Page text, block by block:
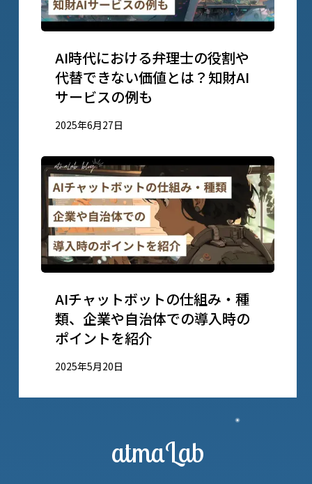
AI時代における弁理士の役割や
代替できない価値とは？知財AI
サービスの例も
2025年6月27日
AIチャットボットの仕組み・種
類、企業や自治体での導入時の
ポイントを紹介
2025年5月20日
atmaLab